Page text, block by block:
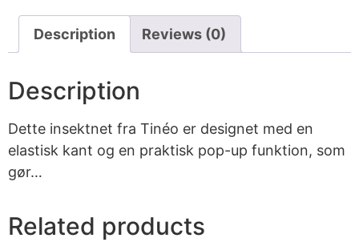
Description Reviews (0)
Description
Dette insektnet fra Tinéo er designet med en
elastisk kant og en praktisk pop-up funktion, som
gør…
Related products